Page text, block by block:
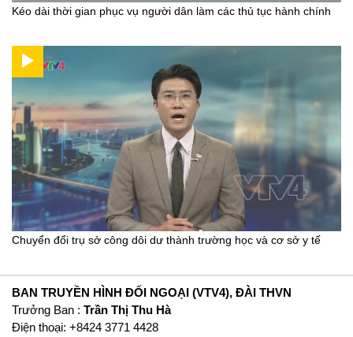
Kéo dài thời gian phục vụ người dân làm các thủ tục hành chính
Chuyển đổi trụ sở công dôi dư thành trường học và cơ sở y tế
BAN TRUYỀN HÌNH ĐỐI NGOẠI (VTV4), ĐÀI THVN
Trưởng Ban : Trần Thị Thu Hà
Ðiện thoại: +8424 3771 4428